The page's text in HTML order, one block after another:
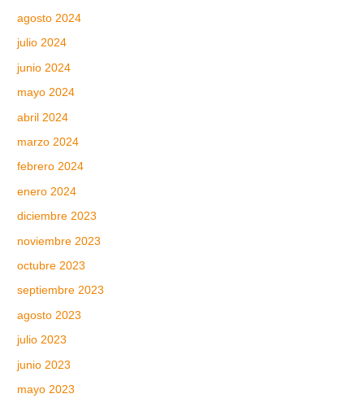
agosto 2024
julio 2024
junio 2024
mayo 2024
abril 2024
marzo 2024
febrero 2024
enero 2024
diciembre 2023
noviembre 2023
octubre 2023
septiembre 2023
agosto 2023
julio 2023
junio 2023
mayo 2023